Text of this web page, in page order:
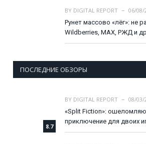
BY DIGITAL REPORT
06/08/
Рунет массово «лёг»: не
Wildberries, MAX, РЖД и
ПОСЛЕДНИЕ ОБЗОРЫ
8.7
BY DIGITAL REPORT
08/03/
«Split Fiction»:
приключение для двоих